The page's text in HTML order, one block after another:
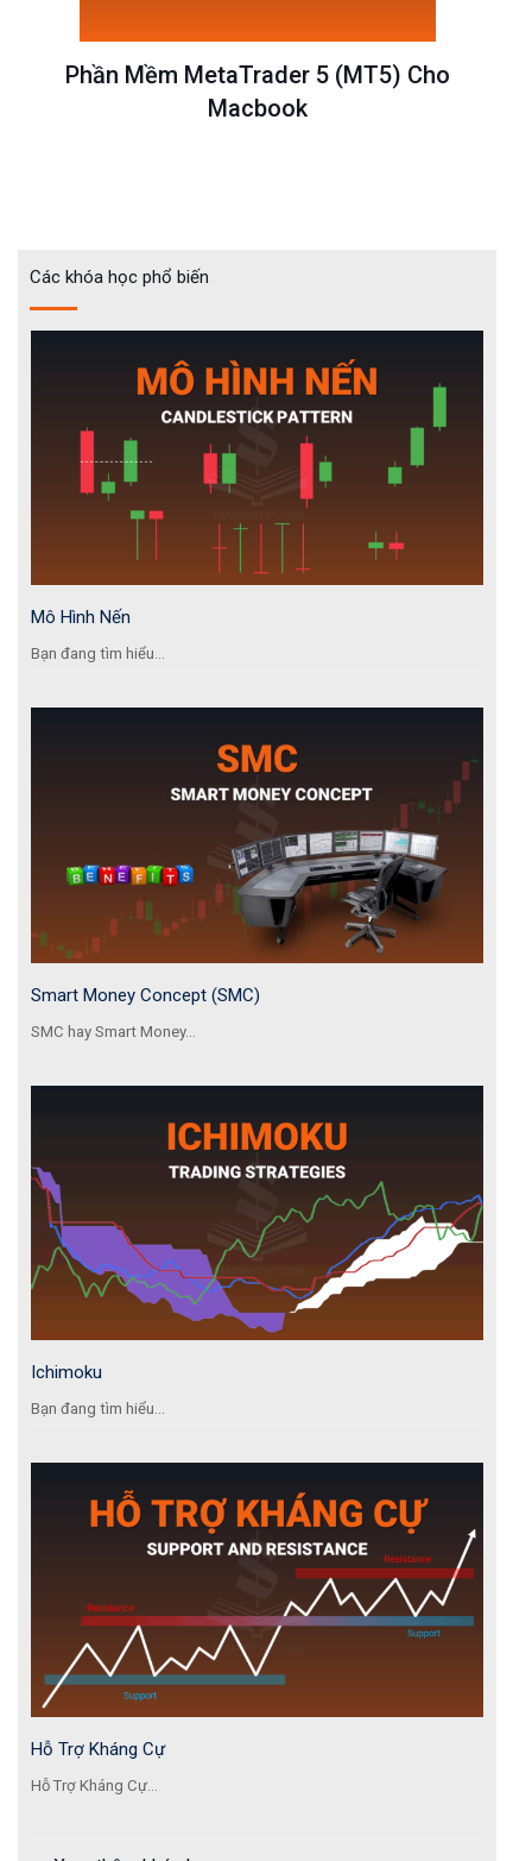
Phần Mềm MetaTrader 5 (MT5) Cho
Macbook
Các khóa học phổ biến
Mô Hình Nến
Bạn đang tìm hiểu...
Smart Money Concept (SMC)
SMC hay Smart Money...
Ichimoku
Bạn đang tìm hiểu...
Hỗ Trợ Kháng Cự
Hỗ Trợ Kháng Cự...